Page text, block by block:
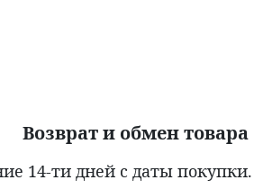
Возврат и обмен товара
14-ти дней с даты покупки.